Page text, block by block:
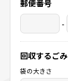
郵便番号
-
回収するご
袋の大きさ